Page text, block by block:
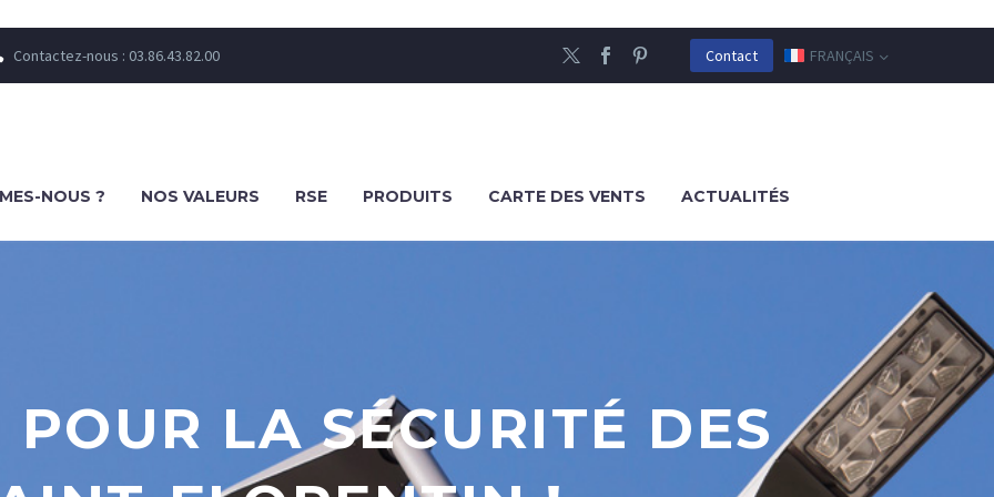
Contactez-nous : 03.86.43.82.00 Contact FRANÇAIS
NOUS ? NOS VALEURS RSE PRODUITS CARTE DES VENTS ACTUALITÉS
LA SÉCURITÉ DES